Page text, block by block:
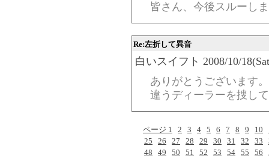
皆さん、今後スルーし
Re:左折して異音
白いスイフト 2008/10/
ありがとうございます。
違うディーラーを捜し
ページ 1 2 3 4 5 6 7 8 9 10
25
26 27 28 29 30 31 32 33
48
49 50 51 52 53 54 55 56